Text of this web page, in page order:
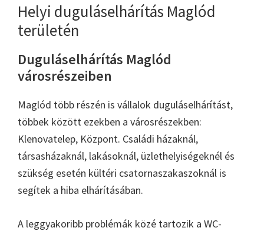
Helyi duguláselhárítás Maglód
területén
Duguláselhárítás Maglód
városrészeiben
Maglód több részén is vállalok duguláselhárítást,
többek között ezekben a városrészekben:
Klenovatelep, Központ. Családi házaknál,
társasházaknál, lakásoknál, üzlethelyiségeknél és
szükség esetén kültéri csatornaszakaszoknál is
segítek a hiba elhárításában.
A leggyakoribb problémák közé tartozik a WC-